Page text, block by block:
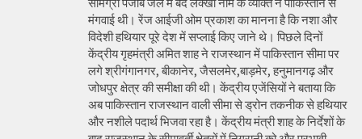
मंगवाई थी। रेंज आईजी ओम प्रकाश का मानना है कि नशा और
विदेशी हथियार पूरे देश में सप्लाई किए जाने थे। पिछले दिनों
केंद्रीय गृहमंत्री अमित शाह ने राजस्थान में पाकिस्तान सीमा पर
लगे श्रीगंगानगर, बीकानेर, जैसलमेर,बाड़मेर, हनुमानगढ़ और
जोधपुर क्षेत्र की समीक्षा की थी। केंद्रीय एजेंसियों ने बताया कि
अब पाकिस्तान राजस्थान वाली सीमा से ड्रोन तकनीक से हथियार
और नशीले पदार्थ भिजवा रहा है। केंद्रीय मंत्री शाह के निर्देशों के